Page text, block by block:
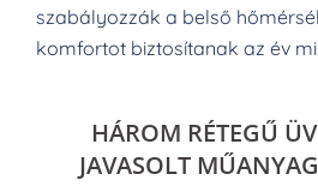
szabályozzák a belső
komfortot biztosítanak az év
HÁROM RÉTEGŰ
JAVASOLT